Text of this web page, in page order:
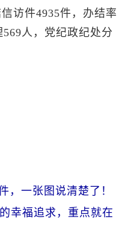
访件4935件，办结率
人，党纪政纪处分
，一张图说清楚了！
幸福追求，重点就在